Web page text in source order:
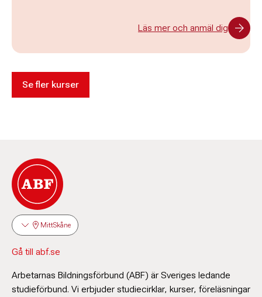
Läs mer och anmäl dig
Se fler kurser
MittSkåne
Gå till abf.se
Arbetarnas Bildningsförbund (ABF) är Sveriges ledande
studieförbund. Vi erbjuder studiecirklar, kurser, föreläsningar